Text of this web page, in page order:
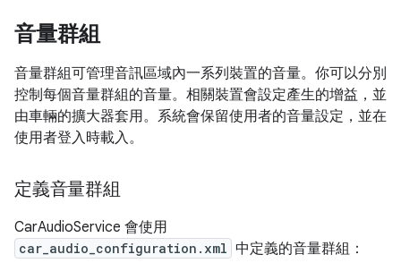
音量群組
音量群組可管理音訊區域內一系列裝置的音量。你可以分別
控制每個音量群組的音量。相關裝置會設定產生的增益，並
由車輛的擴大器套用。系統會保留使用者的音量設定，並在
使用者登入時載入。
定義音量群組
CarAudioService 會使用
car_audio_configuration.xml 中定義的音量群組：